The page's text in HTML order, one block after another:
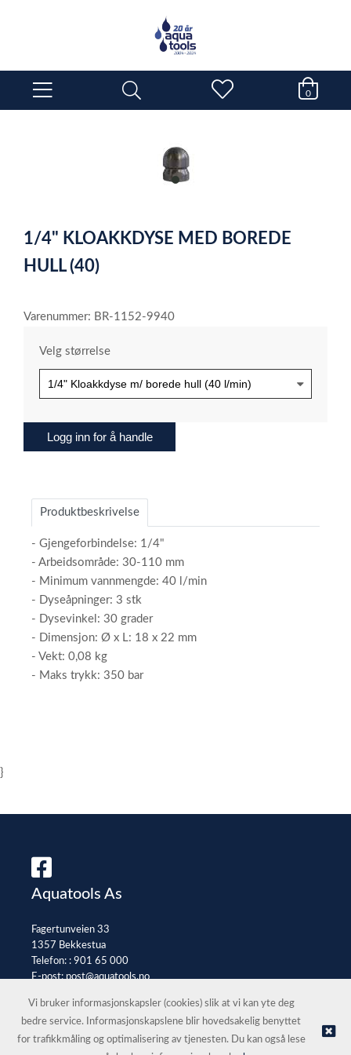
0
item
of
1
1/4" KLOAKKDYSE MED BOREDE
HULL (40)
Varenummer: BR-1152-9940
Velg størrelse
Logg inn for å handle
Produktbeskrivelse
- Gjengeforbindelse: 1/4"
- Arbeidsområde: 30-110 mm
- Minimum vannmengde: 40 l/min
- Dyseåpninger: 3 stk
- Dysevinkel: 30 grader
- Dimensjon: Ø x L: 18 x 22 mm
- Vekt: 0,08 kg
- Maks trykk: 350 bar
}
Aquatools As
Fagertunveien 33
1357 Bekkestua
Telefon: : 901 65 000
E-post:post@aquatools.no
© Aquatools As |Nettbutikk levert av Kréatif
Vi bruker informasjonskapsler (cookies) slik at vi kan yte deg
bedre service. Informasjonskapslene blir hovedsakelig benyttet
for trafikkmåling og optimalisering av tjenesten. Du kan også lese